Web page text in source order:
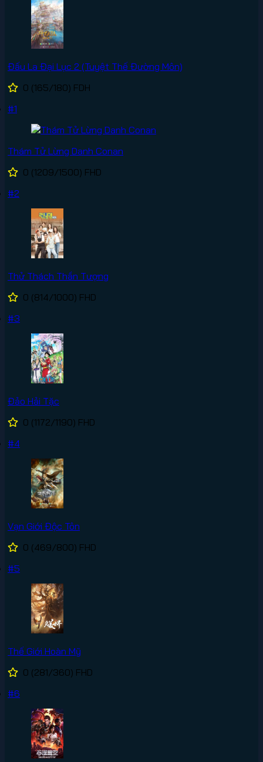
Đấu La Đại Lục 2 (Tuyệt Thế Đường Môn)
0 (165/180) FDH
#1
Thám Tử Lừng Danh Conan
0 (1209/1500) FHD
#2
Thử Thách Thần Tượng
0 (814/1000) FHD
#3
Đảo Hải Tặc
0 (1172/1190) FHD
#4
Vạn Giới Độc Tôn
0 (469/800) FHD
#5
Thế Giới Hoàn Mỹ
0 (281/360) FHD
#6